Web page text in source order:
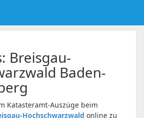
Breisgau-
Baden-
Katasteramt-Auszüge beim
Hochschwarzwald online zu